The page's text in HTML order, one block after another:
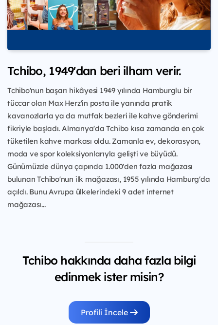
Tchibo, 1949'dan beri ilham verir.
Tchibo'nun başarı hikâyesi 1949 yılında Hamburglu bir
tüccar olan Max Herz'in posta ile yanında pratik
kavanozlarla ya da mutfak bezleri ile kahve gönderimi
fikriyle başladı. Almanya'da Tchibo kısa zamanda en çok
tüketilen kahve markası oldu. Zamanla ev, dekorasyon,
moda ve spor koleksiyonlarıyla gelişti ve büyüdü.
Günümüzde dünya çapında 1.000'den fazla mağazası
bulunan Tchibo'nun ilk mağazası, 1955 yılında Hamburg'da
açıldı. Bunu Avrupa ülkelerindeki 9 adet internet
mağazası...
Tchibo hakkında daha fazla bilgi
edinmek ister misin?
Profili İncele